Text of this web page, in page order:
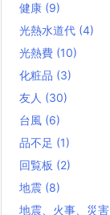
健康 (9)
光熱水道代 (4)
光熱費 (10)
化粧品 (3)
友人 (30)
台風 (6)
品不足 (1)
回覧板 (2)
地震 (8)
地震、火事、災害